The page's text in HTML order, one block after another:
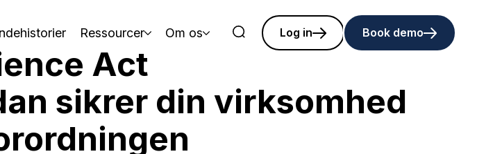
Ressourcer Om os Log in Book demo
Act
sikrer din virksomhed